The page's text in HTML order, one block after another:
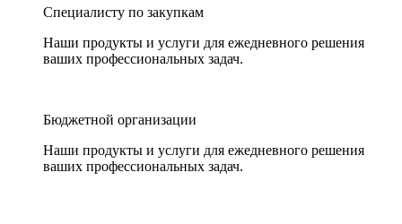
Специалисту по закупкам
Наши продукты и услуги для ежедневного решения
ваших профессиональных задач.
Бюджетной организации
Наши продукты и услуги для ежедневного решения
ваших профессиональных задач.